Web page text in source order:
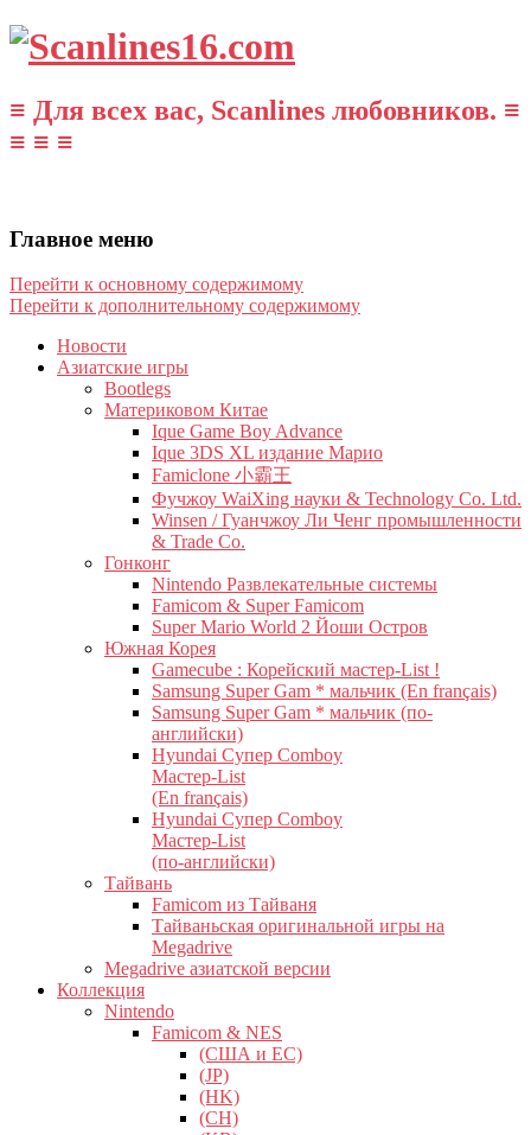
≡ Для всех вас, Scanlines любовников. ≡
≡ ≡ ≡
Главное меню
Перейти к основному содержимому
Перейти к дополнительному содержимому
Новости
Азиатские игры
Bootlegs
Материковом Китае
Ique Game Boy Advance
Ique 3DS XL издание Марио
Famiclone 小霸王
Фучжоу WaiXing науки & Technology Co. Ltd.
Winsen / Гуанчжоу Ли Ченг промышленности
& Trade Co.
Гонконг
Nintendo Развлекательные системы
Famicom & Super Famicom
Super Mario World 2 Йоши Остров
Южная Корея
Gamecube : Корейский мастер-List !
Samsung Super Gam * мальчик (En français)
Samsung Super Gam * мальчик (по-
английски)
Hyundai Супер Comboy
Мастер-List
(En français)
Hyundai Супер Comboy
Мастер-List
(по-английски)
Тайвань
Famicom из Тайваня
Тайваньская оригинальной игры на
Megadrive
Megadrive азиатской версии
Коллекция
Nintendo
Famicom & NES
(США и ЕС)
(JP)
(HK)
(CH)